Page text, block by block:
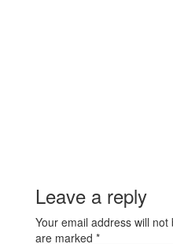
Leave a reply
Your email address will
are marked *